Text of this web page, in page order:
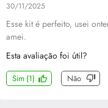
30/11/2025
Esse kit é perfeito, usei
amei.
Esta avaliação foi útil?
Sim (1) Não